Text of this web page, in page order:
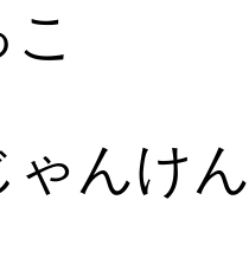
ゃんけ